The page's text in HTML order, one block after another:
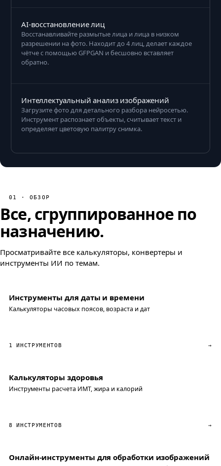
AI-восстановление лиц
Восстанавливайте размытые лица и лица в низком
разрешении на фото. Находит до 4 лиц, делает каждое
чётче с помощью GFPGAN и бесшовно вставляет
обратно.
Интеллектуальный анализ изображений
Загрузите фото для детального разбора нейросетью.
Инструмент распознает объекты, считывает текст и
определяет цветовую палитру снимка.
01 · ОБЗОР
Все, сгруппированное по
назначению.
Просматривайте все калькуляторы, конвертеры и
инструменты ИИ по темам.
Инструменты для даты и времени
Калькуляторы часовых поясов, возраста и дат
1 ИНСТРУМЕНТОВ →
Калькуляторы здоровья
Инструменты расчета ИМТ, жира и калорий
8 ИНСТРУМЕНТОВ →
Онлайн-инструменты для обработки изображений